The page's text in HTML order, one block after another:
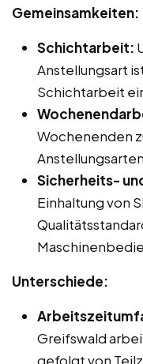
Gemeinsamkeiten:
Schichtarbeit:
Anstellungsart
Schichtarbeit
Wochenenden
Sicherheits-
Einhaltung von
Unterschiede:
Greifswald
gefolgt von